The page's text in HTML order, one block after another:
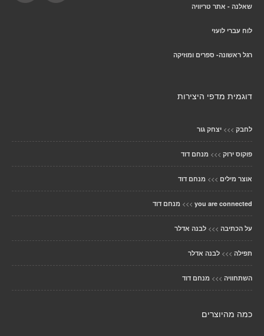
שאלנה - אתר טריוויה
לוח עברי לועזי
רגל ראשונה- ספרים ומוזיקה
דוגמית מדפי היצירות
לחבק >>> יצחק גור
פוקוס ירוק >>> מנחם דוד
אוצר מילים >>> מנחם דוד
you are connected
>>> מנחם דוד
על הכתיבה >>> לבנה אדלר
תפילה >>> לבנה אדלר
השתחוויה >>> מנחם דוד
כמה מהיוצרים